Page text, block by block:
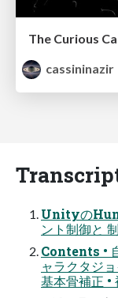
The Curious
cassininazir
Unityの
ント制御と
Contents •
ャラクタジ
基本骨補正 •